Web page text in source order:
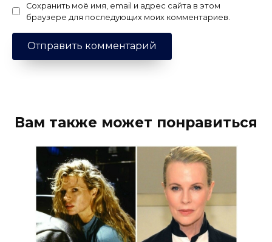
Сохранить моё имя, email и адрес сайта в этом
браузере для последующих моих комментариев.
Вам также может понравиться